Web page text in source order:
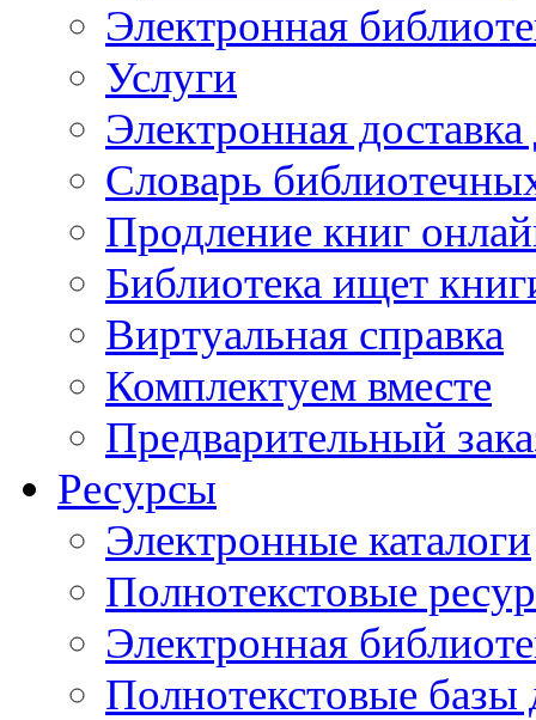
Электронная
Услуги
Электронная
Словарь
Продление книг
Библиотека ищет
Виртуальная справка
Комплектуем вместе
Предварительный
Ресурсы
Электронные каталоги
Полнотекстовые
Электронная
Полнотекстовые